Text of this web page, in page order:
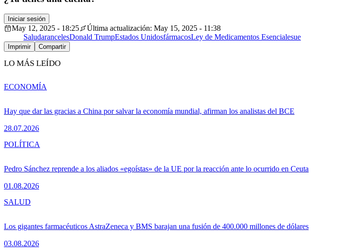
Iniciar sesión
May 12, 2025 - 18:25
Última actualización: May 15, 2025 - 11:38
SaludarancelesDonald TrumpEstados UnidosfármacosLey de Medicamentos Esencialesue
Imprimir Compartir
LO MÁS LEÍDO
Hay que dar las gracias a China por salvar la economía mundial, afirman los analistas del BCE
28.07.2026
ECONOMÍA
Pedro Sánchez reprende a los aliados «egoístas» de la UE por la reacción ante lo ocurrido en Ceuta
01.08.2026
POLÍTICA
Los gigantes farmacéuticos AstraZeneca y BMS barajan una fusión de 400.000 millones de dólares
03.08.2026
SALUD